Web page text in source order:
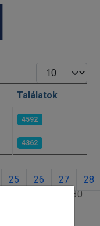
Tételek #
Találatok
4592
4362
30. oldal / 30
25 26 27 28